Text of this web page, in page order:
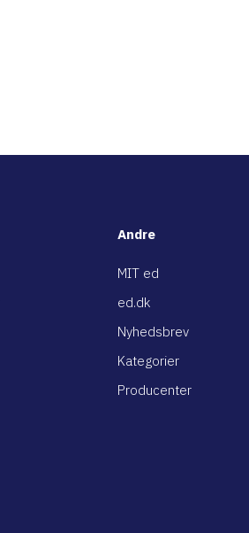
Andre
MIT ed
ed.dk
Nyhedsbrev
Kategorier
Producenter